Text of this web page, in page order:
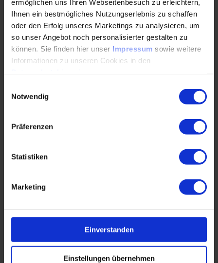
ermöglichen uns Ihren Webseitenbesuch zu erleichtern,
Ihnen ein bestmögliches Nutzungserlebnis zu schaffen
oder den Erfolg unseres Marketings zu analysieren, um
so unser Angebot noch personalisierter gestalten zu
können. Sie finden hier unser Impressum sowie weitere
Informationen zu unseren Cookies in den
Notwendig
Präferenzen
Statistiken
Marketing
Einverstanden
Einstellungen übernehmen
positiven Einfluss auf das Ermüdungslebensdauerverhalten
haben. Um den Schadensmechanismus besser zu
verstehen, wurden zusätzlich zu den experimentellen
Lebensdaueruntersuchungen werkstoffkundliche
Untersuchungen durchgeführt. Abbildung 3 zeigt die
Eigenspannungsmessungen in Abhängigkeit der Last.